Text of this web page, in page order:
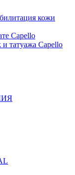
кожи
Capello
и татуажа Capello